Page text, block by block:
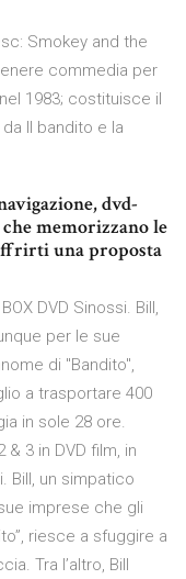
Smokey and the
commedia per
1983; costituisce il
Il bandito e la
dvd-
memorizzano le
una proposta
DVD Sinossi. Bill,
per le sue
di "Bandito",
a trasportare 400
in sole 28 ore.
& 3 in DVD film, in
Bill, un simpatico
imprese che gli
riesce a sfuggire a
Tra l’altro, Bill